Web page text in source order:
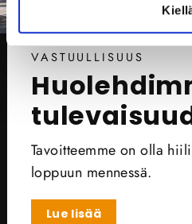
VASTUULLISUUS
Tavoitteemme on olla
loppuun mennessä.
Lue lisää